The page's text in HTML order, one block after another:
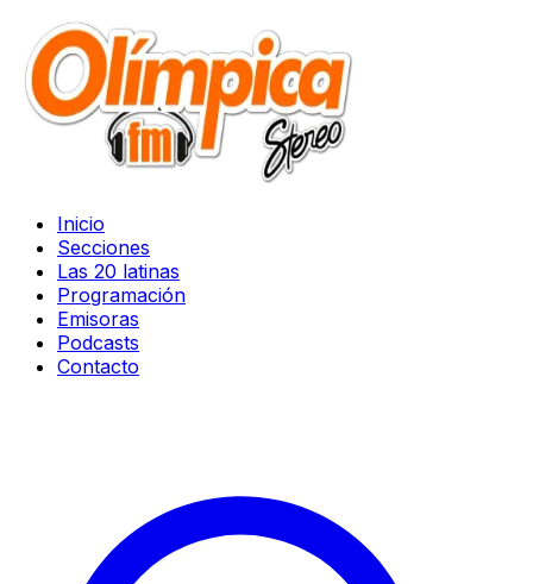
Inicio
Secciones
Las 20 latinas
Programación
Emisoras
Podcasts
Contacto